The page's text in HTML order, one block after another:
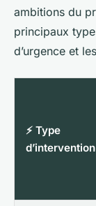
ambitions du
principaux
d’urgence et
⚡ Type
d’intervention